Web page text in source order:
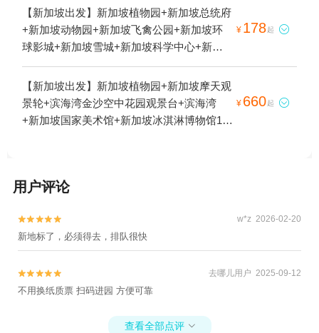
+新加坡河游船+新加坡缆车+新加坡唐人街
+滨海湾+滨海湾金沙-已下线+新加坡酷卡+新
加坡樟宜机场+新加坡本地玩乐+新加坡河
【新加坡出发】新加坡植物园+新加坡总统府
+新加坡动物园+新加坡飞禽公园+新加坡环
球影城+新加坡雪城+新加坡科学中心+新加
坡摩天观景轮+新加坡滨海湾花园+新加坡海
洋生物园+滨海湾金沙空中花园观景台+新加
坡河游船+新加坡通行证+新加坡缆车+新加
坡唐人街+滨海湾+艺术街+新加坡酷卡+新加
¥ 178起 
【新加坡出发】新加坡植物园+新加坡摩天观
景轮+滨海湾金沙空中花园观景台+滨海湾
+新加坡国家美术馆+新加坡冰淇淋博物馆1日
¥ 660起 
用户评论

 w*z 2026-02-20
新地标了，必须得去，排队很快

 去哪儿用户 2025-09-12
不用换纸质票 扫码进园 方便可靠
查看全部点评 